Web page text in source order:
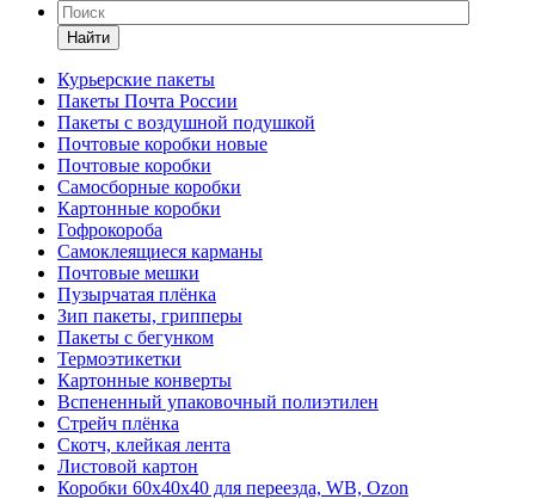
Найти
Курьерские пакеты
Пакеты Почта России
Пакеты с воздушной подушкой
Почтовые коробки новые
Почтовые коробки
Самосборные коробки
Картонные коробки
Гофрокороба
Самоклеящиеся карманы
Почтовые мешки
Пузырчатая плёнка
Зип пакеты, грипперы
Пакеты с бегунком
Термоэтикетки
Картонные конверты
Вспененный упаковочный полиэтилен
Стрейч плёнка
Скотч, клейкая лента
Листовой картон
Коробки 60х40х40 для переезда, WB, Ozon